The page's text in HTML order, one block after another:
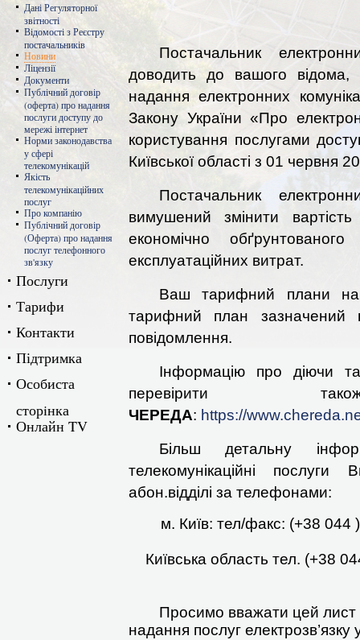
Дані Регуляторної
звітності
Відомості з Реєстру
постачальників
Новини
Ліцензії
Документи
Публічний договір
(оферта) про надання
послуги доступу до
мережі інтернет
Норми законодавства
у сфері
телекомунікацій
Якість
телекомунікаційних
послуг
Про компанію
Публічний договір
(Оферта) про надання
послуг телефонного
зв'язку
Послуги
Тарифи
Контакти
Підтримка
Особиста
сторiнка
Онлайн TV
Постачальник
доводить до вашого
надання електронних
Закону України «Про
користування послугами
Київської області з 01 червня
Постачальник
вимушений змінити
економічно
експлуатаційних витрат.
Ваш тарифний плани на
тарифний план
повідомлення.
Інформацію про діючи
перевірити
ЧЕРЕДА: https://
Більш детальну
телекомунікаційні
абон.відділі за телефонами:
м. Київ: тел/факс: (+38
Київська область тел. (+38
Просимо вважати цей лист
надання послуг